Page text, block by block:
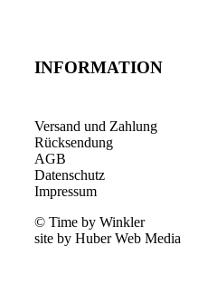
INFORMATION
Versand und Zahlung
Rücksendung
AGB
Datenschutz
Impressum
© Time by Winkler
site by Huber Web Media